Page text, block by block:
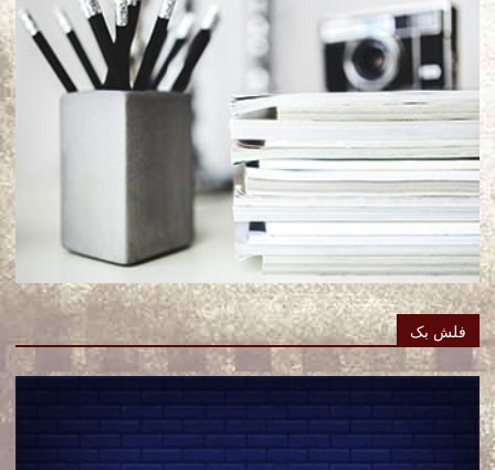
فلش بک